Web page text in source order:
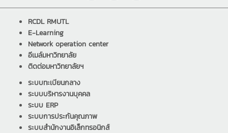
RCDL RMUTL
E-Learning
Network operation center
อีเมล์มหาวิทยาลัย
ติดต่อมหาวิทยาลัยฯ
ระบบทะเบียนกลาง
ระบบบริหารงานบุคคล
ระบบ ERP
ระบบการประกันคุณภาพ
ระบบสำนักงานอิเล็กทรอนิกส์